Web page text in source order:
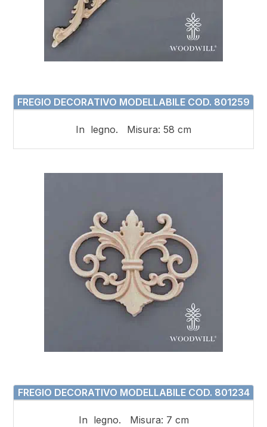
FREGIO DECORATIVO MODELLABILE COD. 801259
In legno. Misura: 58 cm
FREGIO DECORATIVO MODELLABILE COD. 801234
In legno. Misura: 7 cm